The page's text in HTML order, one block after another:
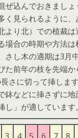
ぜ込んでおきまし
く見られるように
より北）での植裁は
場合の時期や方法
さし木の適期は3月
た前年の枝を先端か
さに切って挿しま
鉢などに挿さずに
し」が適しています。